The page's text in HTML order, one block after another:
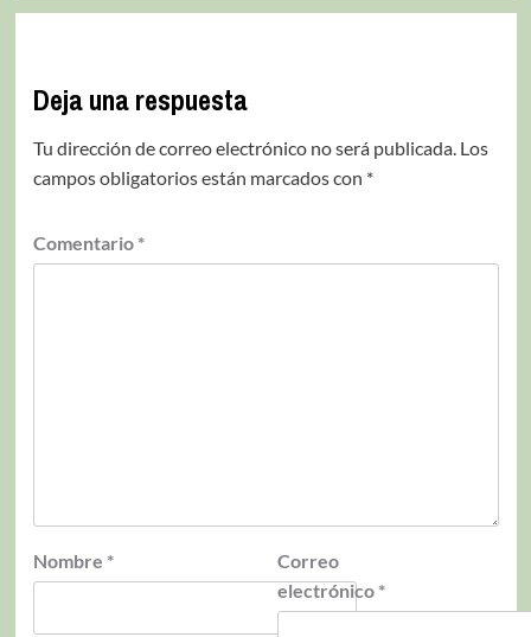
Deja una respuesta
Tu dirección de correo electrónico no será publicada. Los
campos obligatorios están marcados con *
Comentario *
Nombre *
Correo
electrónico *